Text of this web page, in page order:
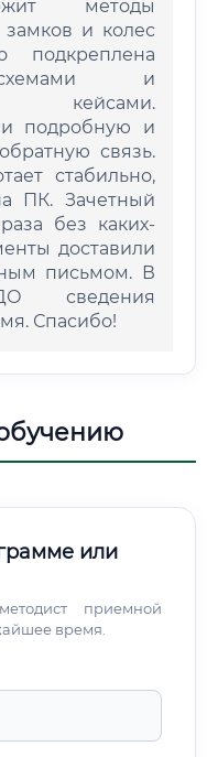
методы
замков и колес
подкреплена
схемами и
кейсами.
подробную и
связь.
стабильно,
ПК. Зачетный
без каких-
доставили
письмом. В
сведения
Спасибо!
или
приемной
время.